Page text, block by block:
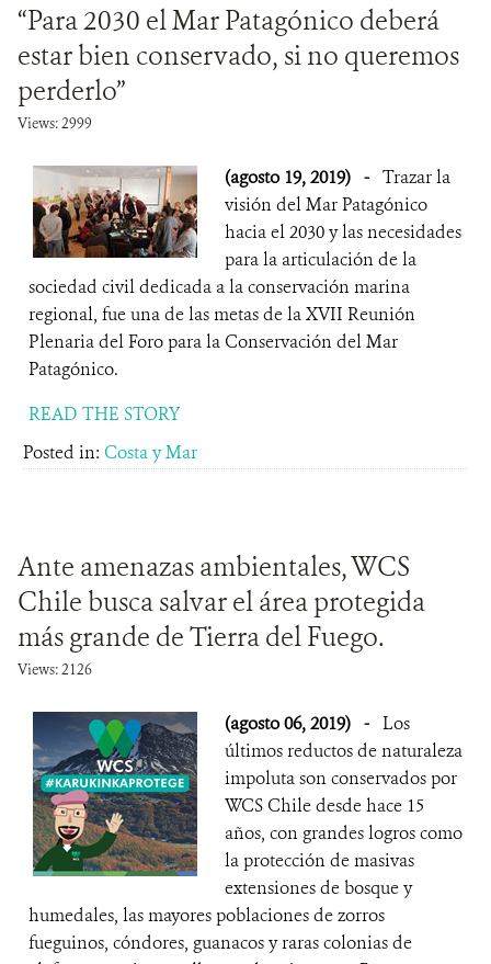
DONA
“Para 2030 el Mar Patagónico deberá
estar bien conservado, si no queremos
perderlo”
Views: 2999
(agosto 19, 2019) - Trazar la
visión del Mar Patagónico
hacia el 2030 y las necesidades
para la articulación de la
sociedad civil dedicada a la conservación marina
regional, fue una de las metas de la XVII Reunión
Plenaria del Foro para la Conservación del Mar
Patagónico.
READ THE STORY
Posted in: Costa y Mar
Ante amenazas ambientales, WCS
Chile busca salvar el área protegida
más grande de Tierra del Fuego.
Views: 2126
(agosto 06, 2019) - Los
últimos reductos de naturaleza
impoluta son conservados por
WCS Chile desde hace 15
años, con grandes logros como
la protección de masivas
extensiones de bosque y
humedales, las mayores poblaciones de zorros
fueguinos, cóndores, guanacos y raras colonias de